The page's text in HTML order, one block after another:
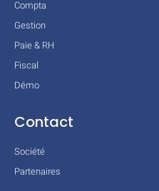
Compta
Gestion
Paie & RH
Fiscal
Démo
Contact
Société
Partenaires